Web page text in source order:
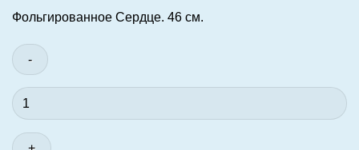
Фольгированное Сердце. 46 см.
Количество
товара
Шар